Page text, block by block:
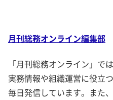
月刊総務オンライン編集部
「月刊総務オンライン」で
実務情報や組織運営に役立
毎日発信しています。また